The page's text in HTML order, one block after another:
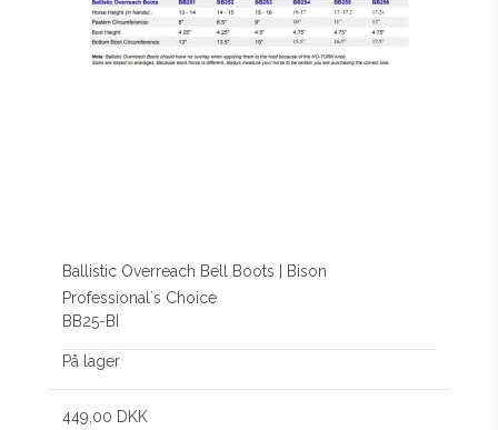
Ballistic Overreach Bell Boots | Bison
Professional´s Choice
BB25-BI
På lager
449,00 DKK